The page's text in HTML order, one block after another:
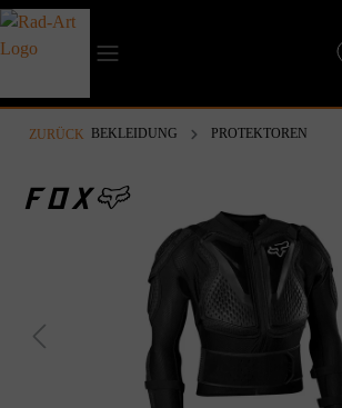
springen
ZURÜCK BEKLEIDUNG PROTEKTOREN